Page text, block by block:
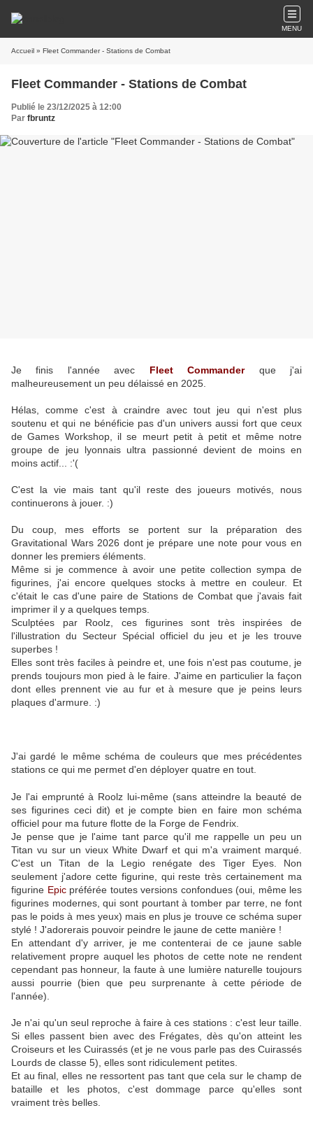
MENU
Accueil » Fleet Commander - Stations de Combat
Fleet Commander - Stations de Combat
Publié le 23/12/2025 à 12:00
Par fbruntz
Je finis l'année avec Fleet Commanderque j'ai
malheureusement un peu délaissé en 2025.
Hélas, comme c'est à craindre avec tout jeu qui n'est plus
soutenu et qui ne bénéficie pas d'un univers aussi fort que ceux
de Games Workshop, il se meurt petit à petit et même notre
groupe de jeu lyonnais ultra passionné devient de moins en
moins actif... :'(
C'est la vie mais tant qu'il reste des joueurs motivés, nous
continuerons à jouer. :)
Du coup, mes efforts se portent sur la préparation des
Gravitational Wars 2026 dont je prépare une note pour vous en
donner les premiers éléments.
Même si je commence à avoir une petite collection sympa de
figurines, j'ai encore quelques stocks à mettre en couleur. Et
c'était le cas d'une paire de Stations de Combat que j'avais fait
imprimer il y a quelques temps.
Sculptées par Roolz, ces figurines sont très inspirées de
l'illustration du Secteur Spécial officiel du jeu et je les trouve
superbes !
Elles sont très faciles à peindre et, une fois n'est pas coutume, je
prends toujours mon pied à le faire. J'aime en particulier la façon
dont elles prennent vie au fur et à mesure que je peins leurs
plaques d'armure. :)
J'ai gardé le même schéma de couleurs que mes précédentes
stations ce qui me permet d'en déployer quatre en tout.
Je l'ai emprunté à Roolz lui-même (sans atteindre la beauté de
ses figurines ceci dit) et je compte bien en faire mon schéma
officiel pour ma future flotte de la Forge de Fendrix.
Je pense que je l'aime tant parce qu'il me rappelle un peu un
Titan vu sur un vieux White Dwarf et qui m'a vraiment marqué.
C'est un Titan de la Legio renégate des Tiger Eyes. Non
seulement j'adore cette figurine, qui reste très certainement ma
figurine Epic préférée toutes versions confondues (oui, même les
figurines modernes, qui sont pourtant à tomber par terre, ne font
pas le poids à mes yeux) mais en plus je trouve ce schéma super
stylé ! J'adorerais pouvoir peindre le jaune de cette manière !
En attendant d'y arriver, je me contenterai de ce jaune sable
relativement propre auquel les photos de cette note ne rendent
cependant pas honneur, la faute à une lumière naturelle toujours
aussi pourrie (bien que peu surprenante à cette période de
l'année).
Je n'ai qu'un seul reproche à faire à ces stations : c'est leur taille.
Si elles passent bien avec des Frégates, dès qu'on atteint les
Croiseurs et les Cuirassés (et je ne vous parle pas des Cuirassés
Lourds de classe 5), elles sont ridiculement petites.
Et au final, elles ne ressortent pas tant que cela sur le champ de
bataille et les photos, c'est dommage parce qu'elles sont
vraiment très belles.